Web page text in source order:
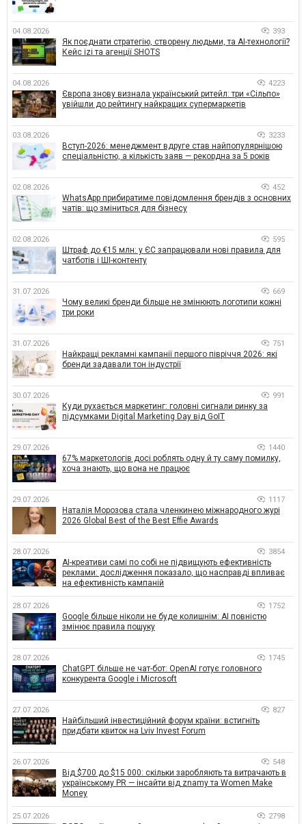
04.08.2026 393
Як поєднати стратегію, створену людьми, та AI-технології?
Кейс izi та агенції SHOTS
04.08.2026 4223
Європа знову визнала український ритейл: три «Сільпо»
увійшли до рейтингу найкращих супермаркетів
03.08.2026 3233
Вступ-2026: менеджмент вдруге став найпопулярнішою
спеціальністю, а кількість заяв — рекордна за 5 років
02.08.2026 452
WhatsApp прибиратиме повідомлення брендів з основних
чатів: що зміниться для бізнесу
02.08.2026 595
Штраф до €15 млн: у ЄС запрацювали нові правила для
чатботів і ШІ-контенту
31.07.2026 669
Чому великі бренди більше не змінюють логотипи кожні
три роки
31.07.2026 751
Найкращі рекламні кампанії першого півріччя 2026: які
бренди задавали тон індустрії
30.07.2026 991
Куди рухається маркетинг: головні сигнали ринку за
підсумками Digital Marketing Day від GoIT
29.07.2026 1440
67% маркетологів досі роблять одну й ту саму помилку,
хоча знають, що вона не працює
29.07.2026 1117
Наталія Морозова стала членкинею міжнародного журі
2026 Global Best of the Best Effie Awards
28.07.2026 3854
AI-креативи самі по собі не підвищують ефективність
реклами: дослідження показало, що насправді впливає
на ефективність кампаній
28.07.2026 1752
Google більше ніколи не буде колишнім: AI повністю
змінює правила пошуку
28.07.2026 1745
ChatGPT більше не чат-бот: OpenAI готує головного
конкурента Google і Microsoft
27.07.2026 827
Найбільший інвестиційний форум країни: встигніть
придбати квиток на Lviv Invest Forum
26.07.2026 548
Від $700 до $15 000: скільки заробляють та витрачають в
українському PR — інсайти від znamy та Women Make
Money
25.07.2026 2798